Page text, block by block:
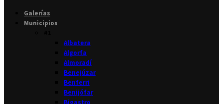
Galerías
Municipios
Albatera
Algorfa
Almoradí
Benejúzar
Benferri
Benijófar
Bigastro